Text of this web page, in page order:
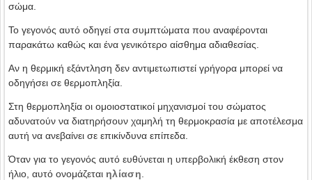
σώμα.
Το γεγονός αυτό οδηγεί στα συμπτώματα που αναφέρονται
παρακάτω καθώς και ένα γενικότερο αίσθημα αδιαθεσίας.
Αν η θερμική εξάντληση δεν αντιμετωπιστεί γρήγορα μπορεί να
οδηγήσει σε θερμοπληξία.
Στη θερμοπληξία οι ομοιοστατικοί μηχανισμοί του σώματος
αδυνατούν να διατηρήσουν χαμηλή τη θερμοκρασία με αποτέλεσμα
αυτή να ανεβαίνει σε επικίνδυνα επίπεδα.
Όταν για το γεγονός αυτό ευθύνεται η υπερβολική έκθεση στον
ήλιο, αυτό ονομάζεται ηλίαση